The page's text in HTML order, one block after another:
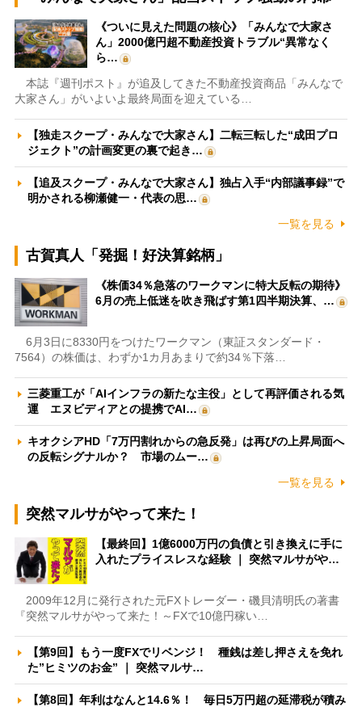
《ついに見えた問題の核心》「みんなで大家さ
ん」2000億円超不動産投資トラブル“異常なく
ら…
本誌『週刊ポスト』が追及してきた不動産投資商品「みんなで
大家さん」がいよいよ最終局面を迎えている…
【独走スクープ・みんなで大家さん】二転三転した“成田プロ
ジェクト”の計画変更の裏で起き…
【追及スクープ・みんなで大家さん】独占入手“内部議事録”で
明かされる柳瀬健一・代表の思…
一覧を見る
古賀真人「発掘！好決算銘柄」
《株価34％急落のワークマンに特大反転の期待》
6月の売上低迷を吹き飛ばす第1四半期決算、…
6月3日に8330円をつけたワークマン（東証スタンダード・
7564）の株価は、わずか1カ月あまりで約34％下落…
三菱重工が「AIインフラの新たな主役」として再評価される気
運 エヌビディアとの提携でAI…
キオクシアHD「7万円割れからの急反発」は再びの上昇局面へ
の反転シグナルか？ 市場のムー…
一覧を見る
突然マルサがやって来た！
【最終回】1億6000万円の負債と引き換えに手に
入れたプライスレスな経験 ｜ 突然マルサがや…
2009年12月に発行された元FXトレーダー・磯貝清明氏の著書
『突然マルサがやって来た！～FXで10億円稼い…
【第9回】もう一度FXでリベンジ！ 種銭は差し押さえを免れ
た”ヒミツのお金” ｜ 突然マルサ…
【第8回】年利はなんと14.6％！ 毎日5万円超の延滞税が積み